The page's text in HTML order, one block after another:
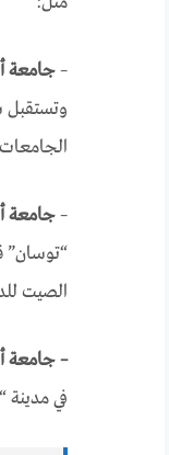
–جامعة
الجامعات
–جامعة
“توسان”
الصيت
– جامعة
في مدينة